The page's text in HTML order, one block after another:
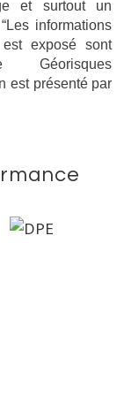
et surtout un
informations
exposé sont
est présenté par